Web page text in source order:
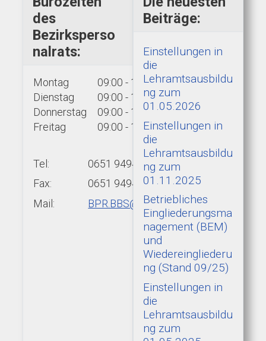
des
Bezirksperso
nalrats:
Montag
09:00 - 15:00 Uhr
Dienstag
09:00 - 15:00 Uhr
Donnerstag
09:00 - 15:00 Uhr
Freitag
09:00 - 13:00 Uhr
Tel:
0651 9494-439
Fax:
0651 9494-422
Mail:
BPR.BBS@add.rlp.de
Beiträge:
Einstellungen in
die
Lehramtsausbildu
ng zum
01.05.2026
Einstellungen in
die
Lehramtsausbildu
ng zum
01.11.2025
Betriebliches
Eingliederungsma
nagement (BEM)
und
Wiedereingliederu
ng (Stand 09/25)
Einstellungen in
die
Lehramtsausbildu
ng zum